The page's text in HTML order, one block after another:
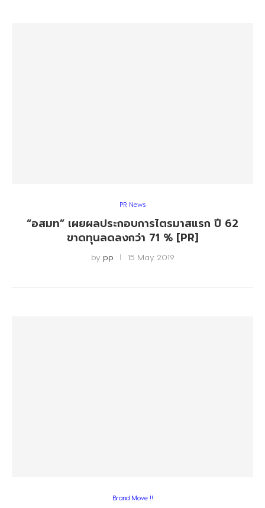
PR News
“อสมท” เผยผลประกอบการไตรมาสแรก ปี 62
ขาดทุนลดลงกว่า 71 % [PR]
by pp 15 May 2019
Brand Move !!